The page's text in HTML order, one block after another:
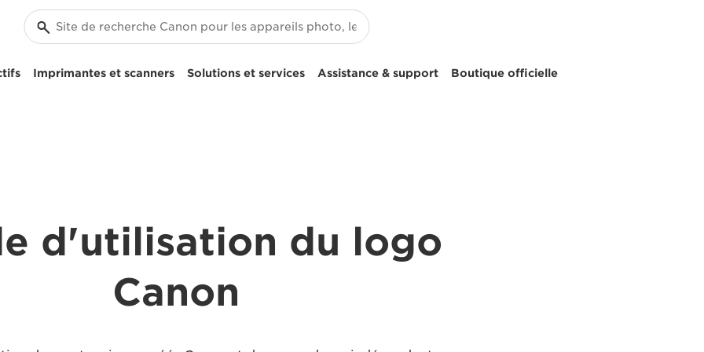
Imprimantes et scanners Solutions et services Assistance & support Boutique officielle
d'utilisation du logo
Canon